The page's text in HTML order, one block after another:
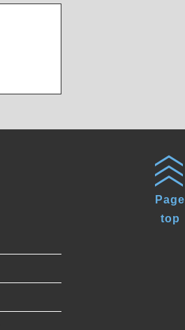
Page
top